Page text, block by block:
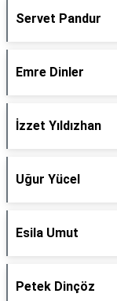
Servet Pandur
Emre Dinler
İzzet Yıldızhan
Uğur Yücel
Esila Umut
Petek Dinçöz